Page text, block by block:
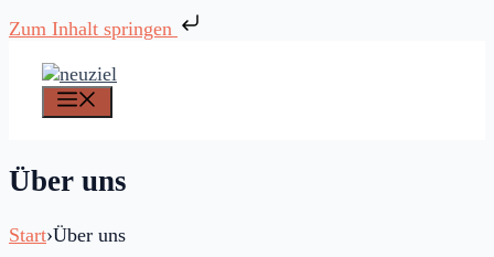
Zum Inhalt springen
Inhalt
springen
Über uns
Start›Über uns